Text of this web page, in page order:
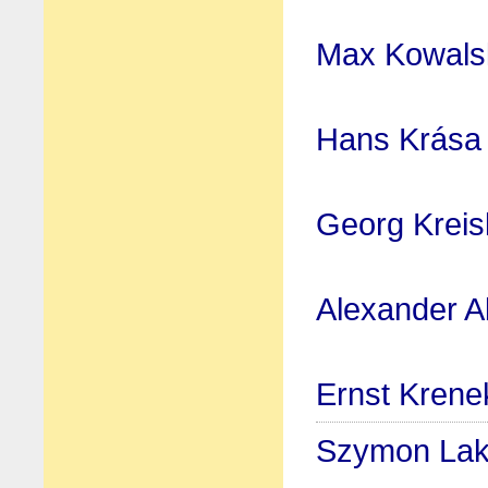
Max
Hans Krása
Georg
Alexander
Ernst
Szymon